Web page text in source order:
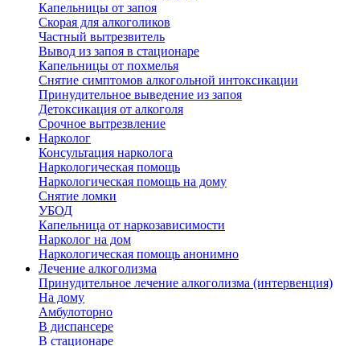
Капельницы от запоя
Скорая для алкоголиков
Частный вытрезвитель
Вывод из запоя в стационаре
Капельницы от похмелья
Снятие симптомов алкогольной интоксикации
Принудительное выведение из запоя
Детоксикация от алкоголя
Срочное вытрезвление
Нарколог
Консультация нарколога
Наркологическая помощь
Наркологическая помощь на дому
Снятие ломки
УБОД
Капельница от наркозависимости
Нарколог на дом
Наркологическая помощь анонимно
Лечение алкоголизма
Принудительное лечение алкоголизма (интервенция)
На дому
Амбулоторно
В диспансере
В стационаре